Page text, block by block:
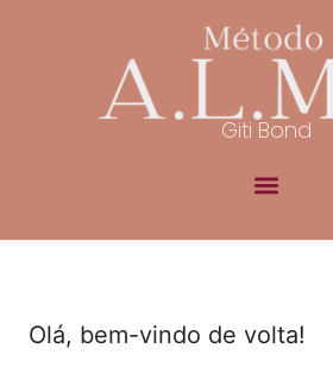
Giti Bond
Olá, bem-vindo de volta!